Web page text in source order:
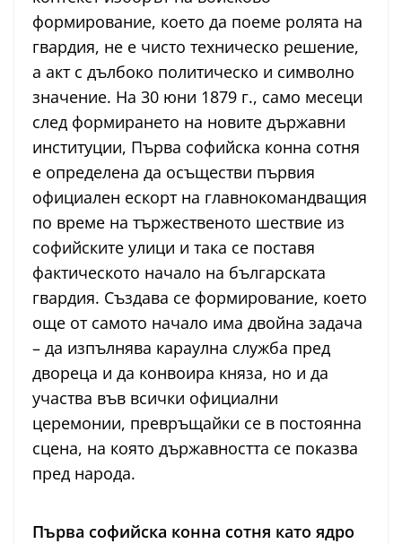
формирование, което да поеме ролята на
гвардия, не е чисто техническо решение,
а акт с дълбоко политическо и символно
значение. На 30 юни 1879 г., само месеци
след формирането на новите държавни
институции, Първа софийска конна сотня
е определена да осъществи първия
официален ескорт на главнокомандващия
по време на тържественото шествие из
софийските улици и така се поставя
фактическото начало на българската
гвардия. Създава се формирование, което
още от самото начало има двойна задача
– да изпълнява караулна служба пред
двореца и да конвоира княза, но и да
участва във всички официални
церемонии, превръщайки се в постоянна
сцена, на която държавността се показва
пред народа.
Първа софийска конна сотня като ядро